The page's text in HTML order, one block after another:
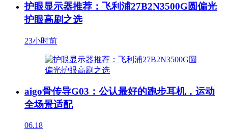
护眼显示器推荐：飞利浦27B2N3500G圆偏光
护眼高刷之选
23小时前
aigo骨传导G03：公认最好的跑步耳机，运动
全场景适配
06.18